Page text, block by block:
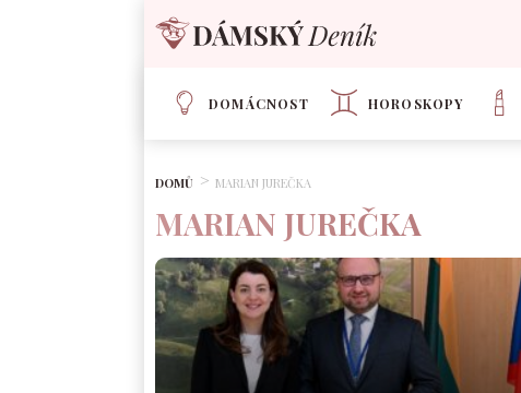
DOMÁCNOST HOROSKOPY
DOMŮ MARIAN JUREČKA
MARIAN JUREČKA